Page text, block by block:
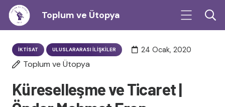
Toplum ve Ütopya
İKTISAT ULUSLARARASI İLIŞKILER 24 Ocak, 2020
Toplum ve Ütopya
Küreselleşme ve Ticaret |